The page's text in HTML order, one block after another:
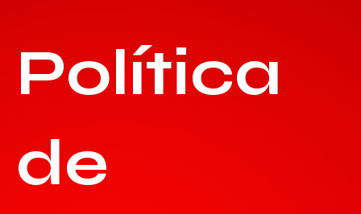
TECN ODIESEL MU
Política
de